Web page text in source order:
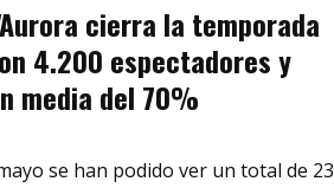
cierra la temporada
4.200 espectadores y
media del 70%
se han podido ver un total de 23